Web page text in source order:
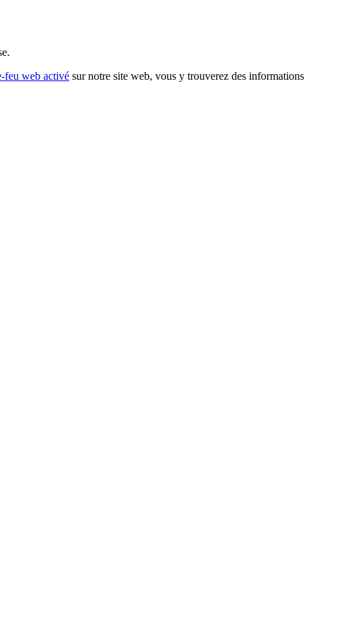
feu web activé sur notre site web, vous y trouverez des informations